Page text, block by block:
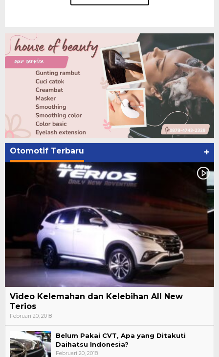
Otomotif Terbaru +
Video Kelemahan dan Kelebihan All New
Terios
Februari 20, 2018
Belum Pakai CVT, Apa yang Ditakuti
Daihatsu Indonesia?
Februari 20, 2018